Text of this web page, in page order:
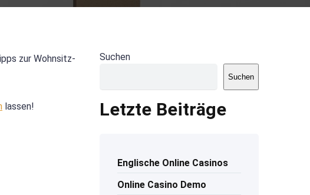
zur Wohnsitz-
lassen!
Suchen
Suchen
Letzte Beiträge
Englische Online Casinos
Online Casino Demo